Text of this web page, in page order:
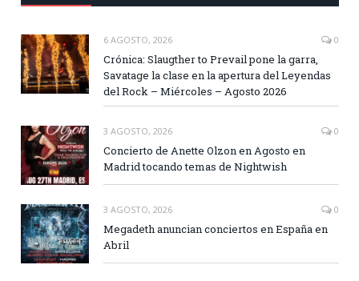
6 AGOSTO, 2026 0
Crónica: Slaugther to Prevail pone la garra,
Savatage la clase en la apertura del Leyendas
del Rock – Miércoles – Agosto 2026
3 AGOSTO, 2026 0
Concierto de Anette Olzon en Agosto en
Madrid tocando temas de Nightwish
3 AGOSTO, 2026 0
Megadeth anuncian conciertos en España en
Abril